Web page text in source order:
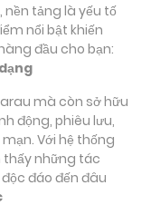
nền tảng là yếu tố
nổi bật khiến
đầu cho bạn:
mà còn sở hữu
động, phiêu lưu,
Với hệ thống
những tác
đáo đến đâu